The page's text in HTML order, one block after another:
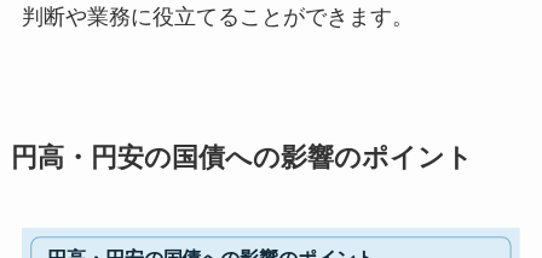
判断や業務に役立てることができます。
円高・円安の国債への影響のポイント